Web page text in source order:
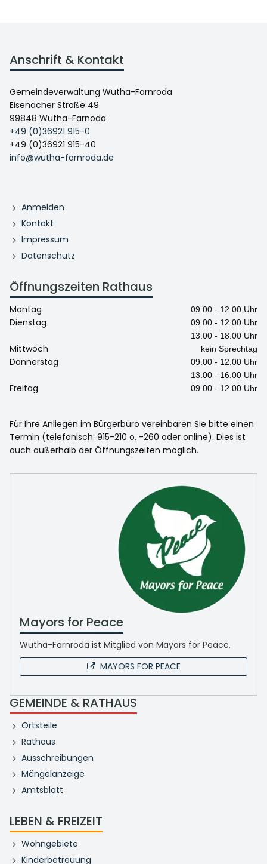
Anschrift & Kontakt
Gemeindeverwaltung Wutha-Farnroda
Eisenacher Straße 49
99848 Wutha-Farnoda
+49 (0)36921 915-0
+49 (0)36921 915-40
info@wutha-farnroda.de
Anmelden
Kontakt
Impressum
Datenschutz
Öffnungszeiten Rathaus
Montag 09.00 - 12.00 Uhr
Dienstag
09.00 - 12.00 Uhr
13.00 - 18.00 Uhr
Mittwoch kein Sprechtag
Donnerstag
09.00 - 12.00 Uhr
13.00 - 16.00 Uhr
Freitag 09.00 - 12.00 Uhr
Für Ihre Anliegen im Bürgerbüro vereinbaren Sie bitte einen
Termin (telefonisch: 915-210 o. -260 oder online). Dies ist
auch außerhalb der Öffnungszeiten möglich.
Mayors for Peace
Wutha-Farnroda ist Mitglied von Mayors for Peace.
MAYORS FOR PEACE
GEMEINDE & RATHAUS
Ortsteile
Rathaus
Ausschreibungen
Mängelanzeige
Amtsblatt
LEBEN & FREIZEIT
Wohngebiete
Kinderbetreuung